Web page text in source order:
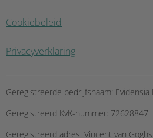
Cookiebeleid
Privacyverklaring
Geregistreerde bedrijfsnaam: Evidensia
Geregistreerd KvK-nummer: 72628847
Geregistreerd adres: Vincent van